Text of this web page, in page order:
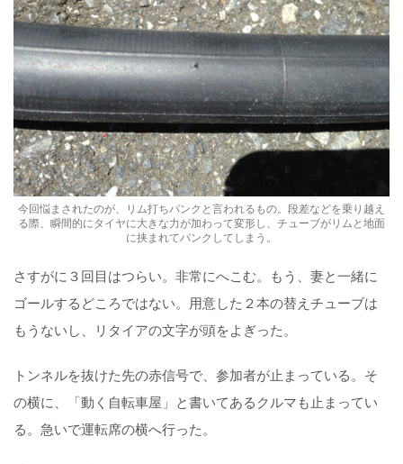
今回悩まされたのが、リム打ちパンクと言われるもの。段差などを乗り越え
る際、瞬間的にタイヤに大きな力が加わって変形し、チューブがリムと地面
に挟まれてパンクしてしまう。
さすがに３回目はつらい。非常にへこむ。もう、妻と一緒に
ゴールするどころではない。用意した２本の替えチューブは
もうないし、リタイアの文字が頭をよぎった。
トンネルを抜けた先の赤信号で、参加者が止まっている。そ
の横に、「動く自転車屋」と書いてあるクルマも止まってい
る。急いで運転席の横へ行った。